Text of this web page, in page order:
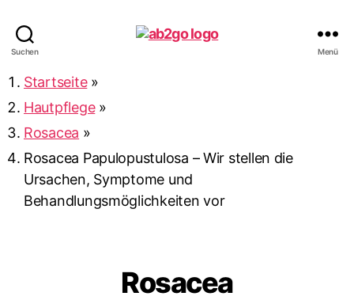
Suchen Menü
Startseite»
Hautpflege»
Rosacea »
Rosacea Papulopustulosa – Wir stellen die
Ursachen, Symptome und
Behandlungsmöglichkeiten vor
Rosacea